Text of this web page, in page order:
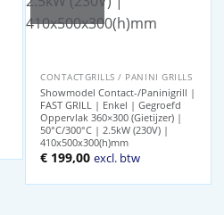
CONTACTGRILLS / PANINI GRILLS
Showmodel Contact-/Paninigrill |
FAST GRILL | Enkel | Gegroefd
Oppervlak 360×300 (Gietijzer) |
50°C/300°C | 2.5kW (230V) |
410x500x300(h)mm
Oorspronkelijke
prijs
was:
€ 199,00Huidige
prijs
is:
excl. btw